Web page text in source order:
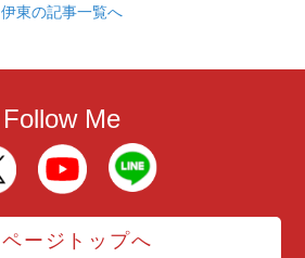
伊東の記事一覧へ
Follow Me
ページトップへ